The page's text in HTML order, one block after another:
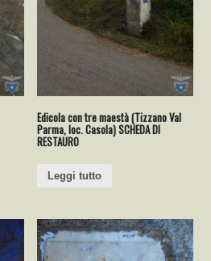
Edicola con tre maestà (Tizzano Val
Parma, loc. Casola) SCHEDA DI
RESTAURO
Leggi tutto